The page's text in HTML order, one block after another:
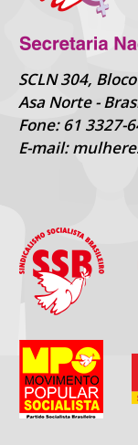
SCLN 304,
Asa Norte -
Fone: 61 3327-
E-mail: